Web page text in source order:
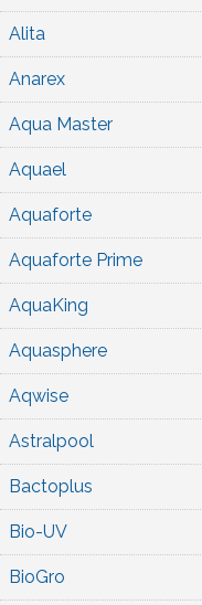
Alita
Anarex
Aqua Master
Aquael
Aquaforte
Aquaforte Prime
AquaKing
Aquasphere
Aqwise
Astralpool
Bactoplus
Bio-UV
BioGro